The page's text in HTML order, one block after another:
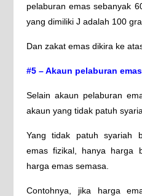
pelaburan emas sebanyak
yang dimiliki J adalah 100
Dan zakat emas dikira ke
#5 – Akaun pelaburan
Selain akaun pelaburan
akaun yang tidak patuh
Yang tidak patuh syariah
emas fizikal, hanya harga
harga emas semasa.
Contohnya, jika harga